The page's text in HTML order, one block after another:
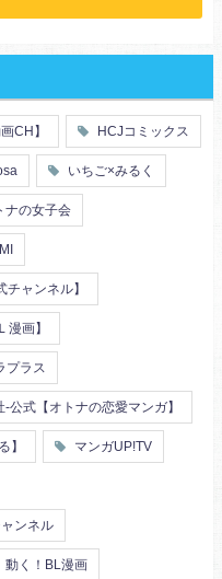
子様
外
生
家・作家
マンス
教
兄弟姉妹
ーツ
従関係
器用
ェチ
人
倫
眠
・和服
CH】 HCJコミックス
いちご×みるく
ナの女子会
ャンネル】
漫画】
プラス
-公式【オトナの恋愛マンガ】
】 マンガUP!TV
ンネル
動く！BL漫画